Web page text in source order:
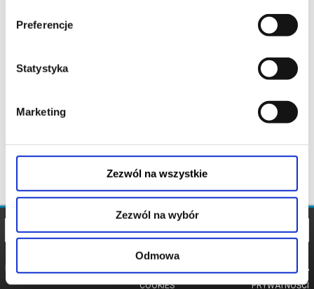
Preferencje
Statystyka
Marketing
Zezwól na wszystkie
Zezwól na wybór
Odmowa
POLITYKA
PRYWATNOŚCI
COOKIES